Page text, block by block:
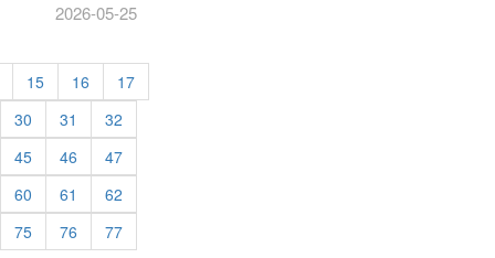
2026-05-25
15 16
17
30 31
32
45 46
47
60 61
62
75 76 77